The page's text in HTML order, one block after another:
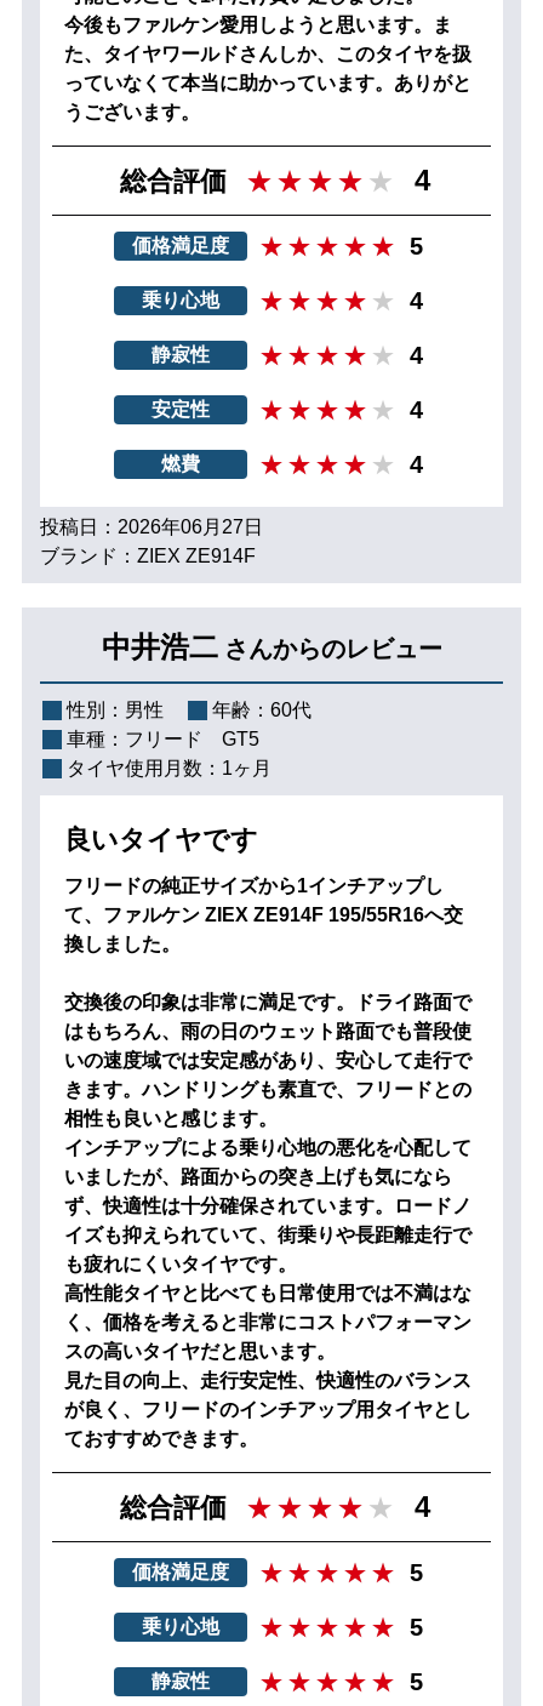
今後もファルケン愛用しようと思います。ま
た、タイヤワールドさんしか、このタイヤを扱
っていなくて本当に助かっています。ありがと
うございます。
総合評価 4
価格満足度 5
乗り心地 4
静寂性 4
安定性 4
燃費 4
投稿日：2026年06月27日
ブランド：ZIEX ZE914F
中井浩二 さんからのレビュー
性別： 男性 年齢： 60代
車種： フリード GT5
タイヤ使用月数： 1ヶ月
良いタイヤです
フリードの純正サイズから1インチアップし
て、ファルケン ZIEX ZE914F 195/55R16へ交
換しました。
交換後の印象は非常に満足です。ドライ路面で
はもちろん、雨の日のウェット路面でも普段使
いの速度域では安定感があり、安心して走行で
きます。ハンドリングも素直で、フリードとの
相性も良いと感じます。
インチアップによる乗り心地の悪化を心配して
いましたが、路面からの突き上げも気になら
ず、快適性は十分確保されています。ロードノ
イズも抑えられていて、街乗りや長距離走行で
も疲れにくいタイヤです。
高性能タイヤと比べても日常使用では不満はな
く、価格を考えると非常にコストパフォーマン
スの高いタイヤだと思います。
見た目の向上、走行安定性、快適性のバランス
が良く、フリードのインチアップ用タイヤとし
ておすすめできます。
総合評価 4
価格満足度 5
乗り心地 5
静寂性 5